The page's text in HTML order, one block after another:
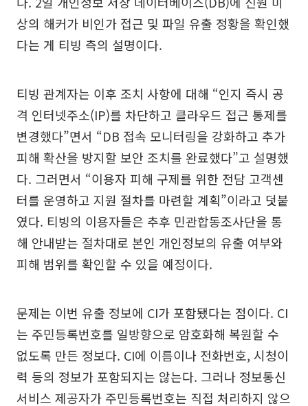
상의 해커가 비인가 접근 및 파일 유출 정황을 확인했
다는 게 티빙 측의 설명이다.
티빙 관계자는 이후 조치 사항에 대해 “인지 즉시 공
격 인터넷주소(IP)를 차단하고 클라우드 접근 통제를
변경했다”면서 “DB 접속 모니터링을 강화하고 추가
피해 확산을 방지할 보안 조치를 완료했다”고 설명했
다. 그러면서 “이용자 피해 구제를 위한 전담 고객센
터를 운영하고 지원 절차를 마련할 계획”이라고 덧붙
였다. 티빙의 이용자들은 추후 민관합동조사단을 통
해 안내받는 절차대로 본인 개인정보의 유출 여부와
피해 범위를 확인할 수 있을 예정이다.
문제는 이번 유출 정보에 CI가 포함됐다는 점이다. CI
는 주민등록번호를 일방향으로 암호화해 복원할 수
없도록 만든 정보다. CI에 이름이나 전화번호, 시청이
력 등의 정보가 포함되지는 않는다. 그러나 정보통신
서비스 제공자가 주민등록번호는 직접 처리하지 않으